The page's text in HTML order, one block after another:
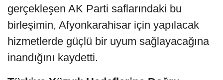
gerçekleşen AK Parti saflarındaki bu
birleşimin, Afyonkarahisar için yapılacak
hizmetlerde güçlü bir uyum sağlayacağına
inandığını kaydetti.